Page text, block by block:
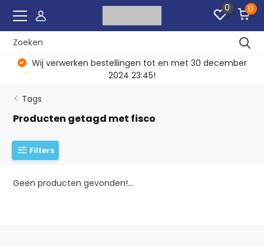
0 0
Wij verwerken bestellingen tot en met 30 december
2024 23:45!
Tags
Producten getagd met fisco
Filters
Geen producten gevonden!...